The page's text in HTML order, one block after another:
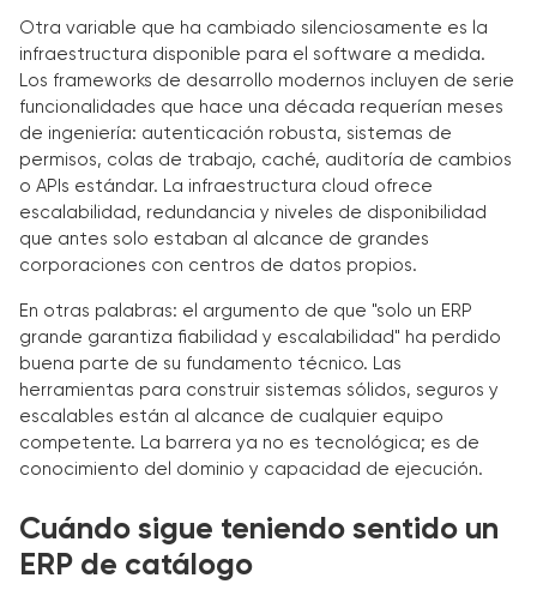
Otra variable que ha cambiado silenciosamente es la
infraestructura disponible para el software a medida.
Los frameworks de desarrollo modernos incluyen de serie
funcionalidades que hace una década requerían meses
de ingeniería: autenticación robusta, sistemas de
permisos, colas de trabajo, caché, auditoría de cambios
o APIs estándar. La infraestructura cloud ofrece
escalabilidad, redundancia y niveles de disponibilidad
que antes solo estaban al alcance de grandes
corporaciones con centros de datos propios.
En otras palabras: el argumento de que "solo un ERP
grande garantiza fiabilidad y escalabilidad" ha perdido
buena parte de su fundamento técnico. Las
herramientas para construir sistemas sólidos, seguros y
escalables están al alcance de cualquier equipo
competente. La barrera ya no es tecnológica; es de
conocimiento del dominio y capacidad de ejecución.
Cuándo sigue teniendo sentido un
ERP de catálogo